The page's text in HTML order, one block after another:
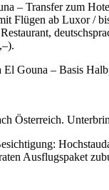
– Transfer zum
Flügen ab Luxor /
Gouna – Basis
Österreich.
Ausflugspaket